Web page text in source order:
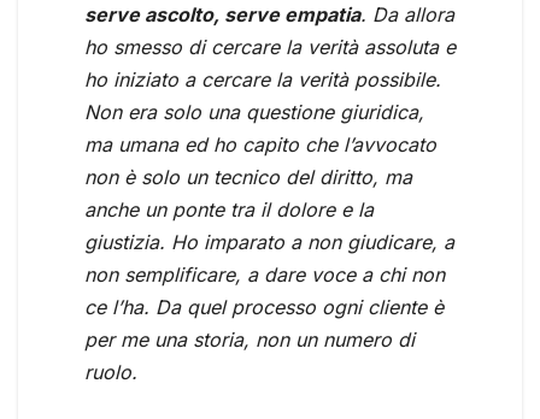
serve ascolto, serve empatia. Da allora
ho smesso di cercare la verità assoluta e
ho iniziato a cercare la verità possibile.
Non era solo una questione giuridica,
ma umana ed ho capito che l’avvocato
non è solo un tecnico del diritto, ma
anche un ponte tra il dolore e la
giustizia. Ho imparato a non giudicare, a
non semplificare, a dare voce a chi non
ce l’ha. Da quel processo ogni cliente è
per me una storia, non un numero di
ruolo.